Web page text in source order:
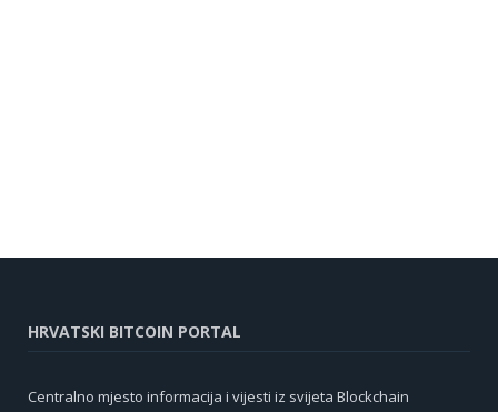
HRVATSKI BITCOIN PORTAL
Centralno mjesto informacija i vijesti iz svijeta Blockchain